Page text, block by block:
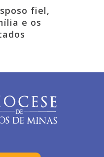
fiel,
e os